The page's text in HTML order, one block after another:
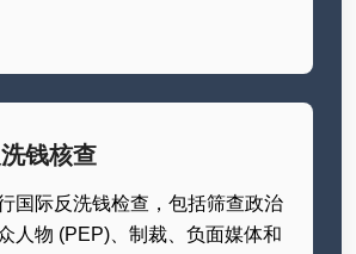
钱核查
国际反洗钱检查，包括筛查政治
人物 (PEP)、制裁、负面媒体和